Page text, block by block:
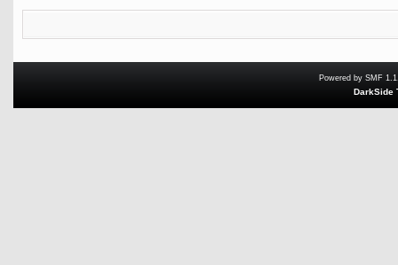
Powered by SMF
DarkSide